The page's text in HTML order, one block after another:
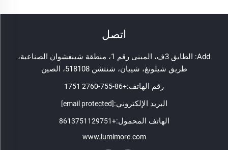
اتصل
Add: الطابق 3ف، المبنى رقم 1، منطقة شينغشوان الصناعية،
طريق شيلونغ، شييان، شنتشن 518108، الصين
رقم الهاتف:+86-755-2760 1751
البريد الإلكتروني:[email protected]
الهاتف المحمول:+8613751129751
www.lumimore.com